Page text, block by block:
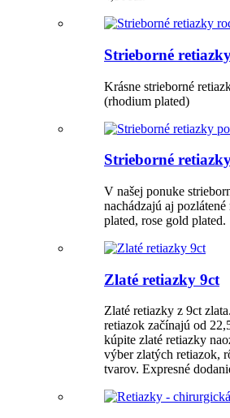
Strieborné
Krásne strieborné
(rhodium plated)
Strieborné
V našej ponuke
nachádzajú aj
plated, rose gold plated.
Zlaté retiazky 9ct
Zlaté retiazky z 9ct
retiazok začínajú od
kúpite zlaté retiazky
výber zlatých retiazok,
tvarov. Expresné